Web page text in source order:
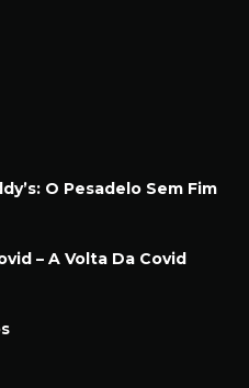
O Pesadelo Sem Fim
– A Volta Da Covid